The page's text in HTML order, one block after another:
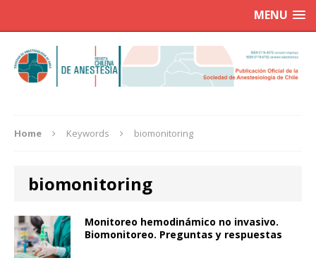
MENU
Home Keywords biomonitoring
biomonitoring
Monitoreo hemodinámico no invasivo.
Biomonitoreo. Preguntas y respuestas